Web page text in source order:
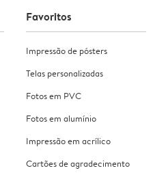
Favoritos
Impressão de pósters
Telas personalizadas
Fotos em PVC
Fotos em alumínio
Impressão em acrílico
Cartões de agradecimento